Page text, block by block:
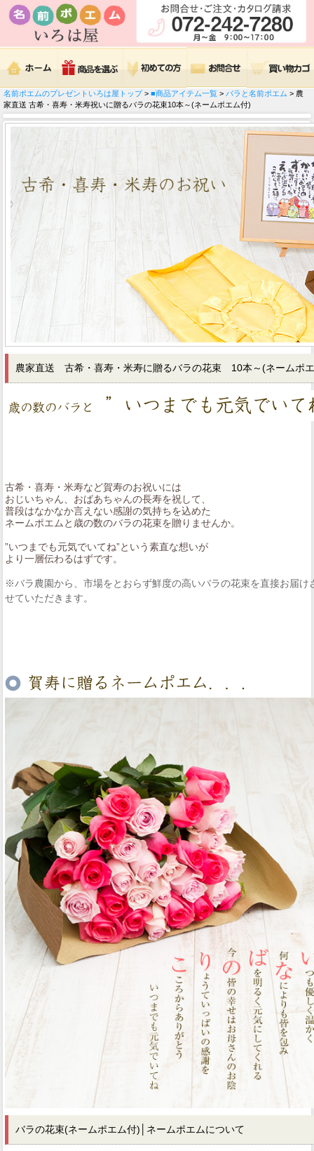
名前ポエムのプレゼントいろは屋トップ> ■商品アイテム一覧 > バラと名前ポエム > 農
家直送 古希・喜寿・米寿祝いに贈るバラの花束10本～(ネームポエム付)
農家直送 古希・喜寿・米寿に贈るバラの花束 10本～(ネームポ
古希・喜寿・米寿など賀寿のお祝いには
おじいちゃん、おばあちゃんの長寿を祝して、
普段はなかなか言えない感謝の気持ちを込めた
ネームポエムと歳の数のバラの花束を贈りませんか。
”いつまでも元気でいてね”という素直な想いが
より一層伝わるはずです。
※バラ農園から、市場をとおらず鮮度の高いバラの花束を直接お届け
せていただきます。
バラの花束(ネームポエム付)│ネームポエムについて